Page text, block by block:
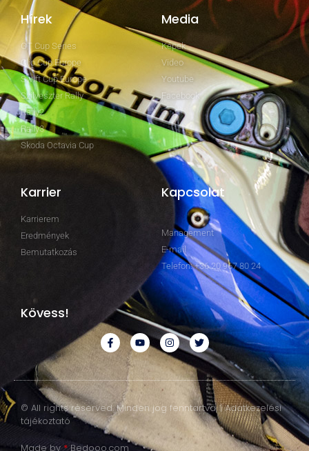
Hírek
GT Cup Series
Clio Cup Europe
Swift Cup Europe
Szilveszter Rally
Rally2
Rally3
Skoda Octavia Cup
Media
Képek
Video
Youtube
Facebook
Karrier
Karrierem
Eredmények
Bemutatkozás
Kapcsolat
Management
E-mail
Telefon: +36 20 967 80 24
Kövess!
© All rights reserved. Minden jog fenntartva. | Adatkezelési
tájékoztató
Made by *Bedooo.com